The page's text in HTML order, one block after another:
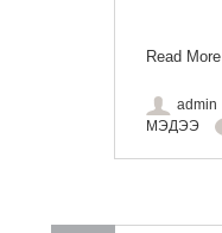
Read More
admin
МЭДЭЭ